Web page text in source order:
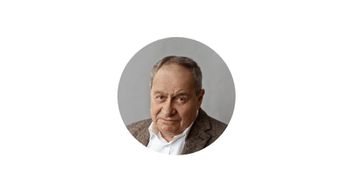
Научные подразделения
Администрация
Сотрудники